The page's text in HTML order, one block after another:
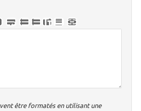
être formatés en utilisant une